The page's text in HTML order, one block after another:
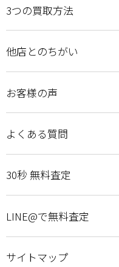
3つの買取方法
他店とのちがい
お客様の声
よくある質問
30秒 無料査定
LINE@で無料査定
サイトマップ